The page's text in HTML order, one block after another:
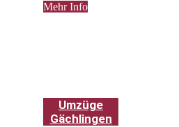
Mehr Info
Umzüge
Gächlingen